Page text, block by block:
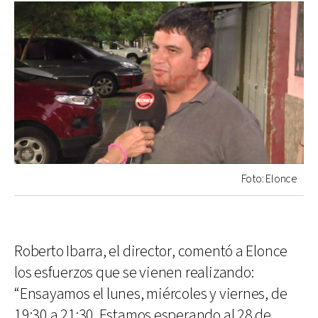
Foto: Elonce
Roberto Ibarra, el director, comentó a Elonce
los esfuerzos que se vienen realizando:
“Ensayamos el lunes, miércoles y viernes, de